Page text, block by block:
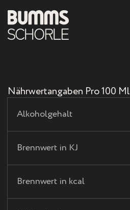
Zum Inhalt
B
U
M
M
S
Nährwertangaben Pro 100 Ml
Alkoholgehalt
Brennwert in KJ
Brennwert in kcal